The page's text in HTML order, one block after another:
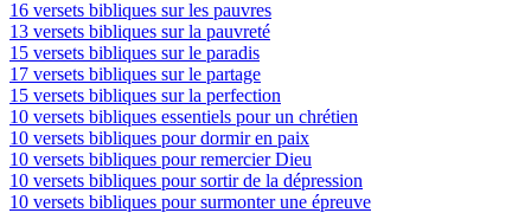
16 versets bibliques sur les pauvres
13 versets bibliques sur la pauvreté
15 versets bibliques sur le paradis
17 versets bibliques sur le partage
15 versets bibliques sur la perfection
10 versets bibliques essentiels pour un chrétien
10 versets bibliques pour dormir en paix
10 versets bibliques pour remercier Dieu
10 versets bibliques pour sortir de la dépression
10 versets bibliques pour surmonter une épreuve